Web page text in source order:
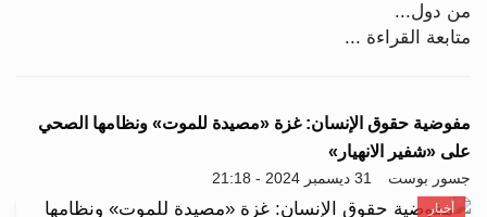
من دول...
متابعة القراءة ...
مفوضية حقوق الإنسان: غزة «مصيدة للموت» ونظامها الصحي
على «شفير الانهيار»
جسور بوست 31 ديسمبر 2024 - 21:18
أخبار